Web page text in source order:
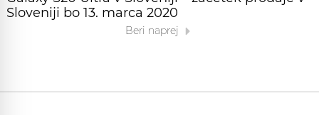
Sloveniji bo 13. marca 2020
Beri naprej